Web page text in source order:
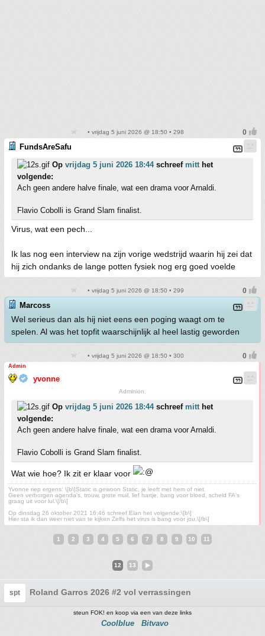
• vrijdag 5 juni 2026 @ 18:50 • 298
FundsAreSafu
Op vrijdag 5 juni 2026 18:44schreef mitt het
volgende:
Ach geen andere halve finale, wat een drama voor Arnaldi.
Flavio Cobolli is Grand Slam finalist.
Virus, wat een pech...
Ik las nog een interview na zijn vorige wedstrijd waarin hij zei dat
hij zich ondanks de lange potten fysiek nog erg goed voelde
• vrijdag 5 juni 2026 @ 18:50 • 299
Marcoss
Wel serieus dan als hij niet eens een poging waagt om te
spelen. Al was het topfit waarschijnlijk al heel lastig geworden
• vrijdag 5 juni 2026 @ 18:50 • 300
Admin
yvonne
Adminion.
Op vrijdag 5 juni 2026 18:44schreef mitt het
volgende:
Ach geen andere halve finale, wat een drama voor Arnaldi.
Flavio Cobolli is Grand Slam finalist.
Wat wie hoe? Ik zit er klaar voor
Yvonne riep ergens: \[b\]Static is gewoon Static, je leeft met hem of niet.
Geen verborgen agenda's, trouw, grote muil, lief hartje, bang voor bloed, scheld FA's
graag uit voor lul.\[/b\]
Op dinsdag 26 oktober 2021 16:46 schreef Elan het volgende:\[b\]
Hier sta ik dan weer niet van te kijken Zelfs het virus is bang voor jou.\[/b\]
1 2 3 4 5 6 7 8 9 10 11
12 13
spt Roland Garros 2026 #2 vol verrassingen
steun FOK! en koop via een van deze links
Coolblue Bitvavo